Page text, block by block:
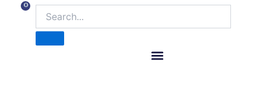
contenido
0
Carrito